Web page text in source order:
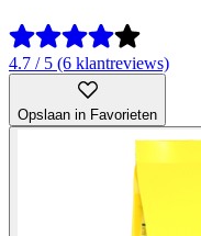
4.7 / 5 (6 klantreviews)
Opslaan in Favorieten